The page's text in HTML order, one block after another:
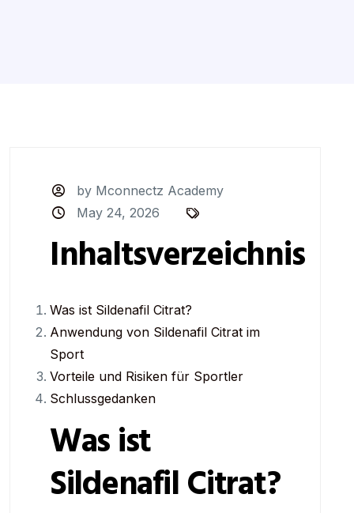
by Mconnectz Academy
May 24, 2026
Inhaltsverzeichnis
Was ist Sildenafil Citrat?
Anwendung von Sildenafil Citrat im
Sport
Vorteile und Risiken für Sportler
Schlussgedanken
Was ist
Sildenafil Citrat?